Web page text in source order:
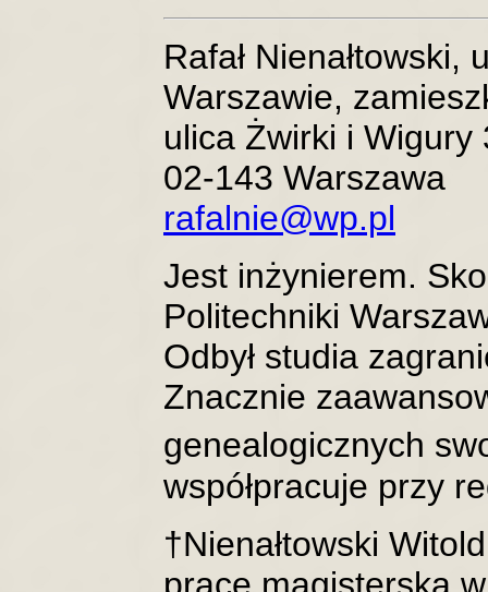
Rafał Nienałtowski,
Warszawie,
ulica Żwirki i Wigury
02-143 Warszawa
rafalnie@wp.pl
Jest inżynierem.
Politechniki
Odbył studia
Znacznie
genealogicznych
współpracuje przy
†Nienałtowski